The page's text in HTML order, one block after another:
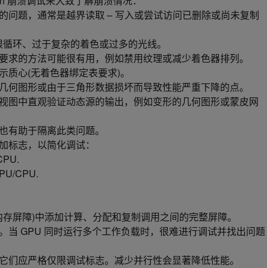
问题，通常是越界读取 – 写入或尝试访问已删除或尚未复制
环、过于复杂的着色或过多的光线。
求的方法可能很有用，例如禁用纹理或减少着色器排列。
质心(无着色器绑定表要求)。
何图形或由于三角形数据损坏而导致性能严重下降的点。
图中直观验证动态源的输出，例如变形的几何图形或蒙皮网
有助于隔离此类问题。
标志，以简化调试：
CPU.
屏障)中添加计算、分配和复制调用之间的完整屏障。
当 GPU 同时运行多个工作负载时，很难进行调试并找出问题
们应严格仅限调试标志。减少并行性会显著降低性能。